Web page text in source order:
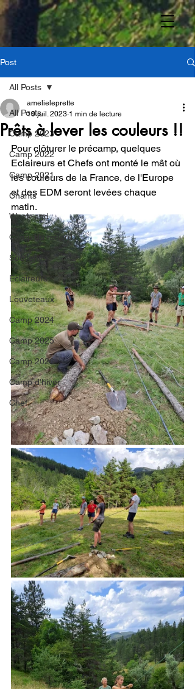
Post
All Posts
Camp 2023
Camp 2022
Camp 2021
Chants
Week-end
Camp du renard
Souvenirs
Eclaireurs
Louveteaux
Camp 2024
Camp 2025
Camp 2026
Camp d'hiver
Chef
All Posts
Prêts à lever les couleurs !!
amelieleprette
10 juil. 2023 1 min de lecture
Pour clôturer le précamp, quelques
Eclaireurs et Chefs ont monté le mât où
les couleurs de la France, de l'Europe
et des EDM seront levées chaque
matin.